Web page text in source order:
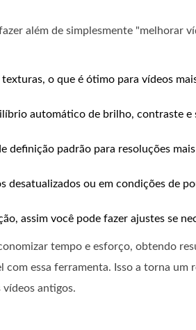
além de simplesmente "melhorar
o que é ótimo para vídeos
automático de brilho, contraste e
definição padrão para resoluções
ou em condições de
assim você pode fazer ajustes se
tempo e esforço, obtendo
essa ferramenta. Isso a torna
antigos.